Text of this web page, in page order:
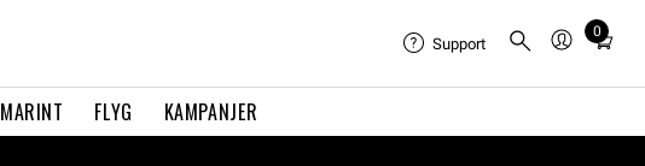
MARINT FLYG KAMPANJER
Support
0
Total
cart: